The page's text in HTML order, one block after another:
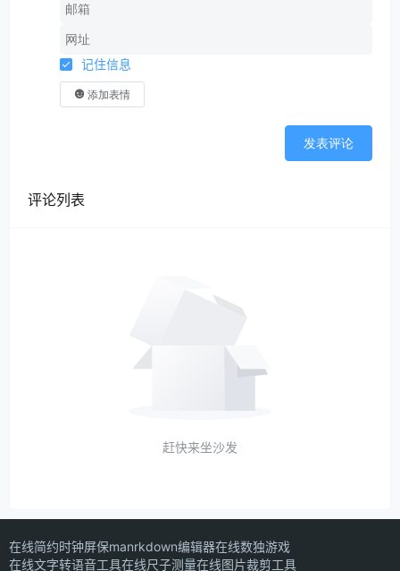
记住信息
添加表情
发表评论
评论列表
赶快来坐沙发
在线简约时钟屏保manrkdown编辑器在线数独游戏
在线文字转语音工具在线尺子测量在线图片裁剪工具